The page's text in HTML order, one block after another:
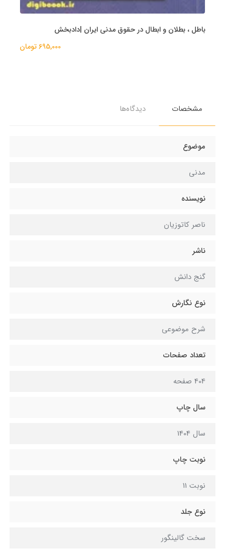
باطل ، بطلان و ابطال در حقوق مدنی ایران |دادبخش
695,000 تومان
مشخصات دیدگاه‌ها
موضوع
مدنی
نویسنده
ناصر کاتوزیان
ناشر
گنج دانش
نوع نگارش
شرح موضوعی
تعداد صفحات
404 صفحه
سال چاپ
سال 1404
نوبت چاپ
نوبت 11
نوع جلد
سخت گالينگور